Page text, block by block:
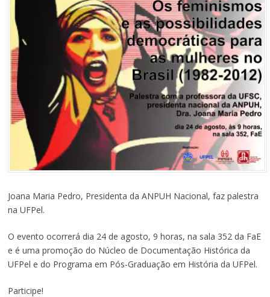
Joana Maria Pedro, Presidenta da ANPUH Nacional, faz palestra
na UFPel.
O evento ocorrerá dia 24 de agosto, 9 horas, na sala 352 da FaE
e é uma promoção do Núcleo de Documentação Histórica da
UFPel e do Programa em Pós-Graduação em História da UFPel.
Participe!